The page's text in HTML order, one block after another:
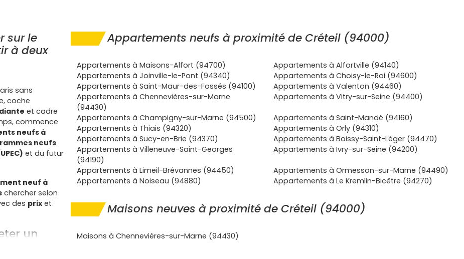
sur le
à deux
sans
coche
et cadre
commence
neufs à
neufs
et du futur
neuf à
chercher selon
des prixet
un
Appartements neufs à proximité de Créteil (94000)
Appartements à Maisons-Alfort (94700)
Appartements à Alfortville (94140)
Appartements à Joinville-le-Pont (94340)
Appartements à Choisy-le-Roi (94600)
Appartements à Saint-Maur-des-Fossés (94100)
Appartements à Valenton (94460)
Appartements à Chennevières-sur-Marne
(94430)
Appartements à Vitry-sur-Seine (94400)
Appartements à Champigny-sur-Marne (94500)
Appartements à Saint-Mandé (94160)
Appartements à Thiais (94320)
Appartements à Orly (94310)
Appartements à Sucy-en-Brie (94370)
Appartements à Boissy-Saint-Léger (94470)
Appartements à Villeneuve-Saint-Georges
(94190)
Appartements à Ivry-sur-Seine (94200)
Appartements à Limeil-Brévannes (94450)
Appartements à Ormesson-sur-Marne (94490)
Appartements à Noiseau (94880)
Appartements à Le Kremlin-Bicêtre (94270)
Maisons neuves à proximité de Créteil (94000)
Maisons à Chennevières-sur-Marne (94430)